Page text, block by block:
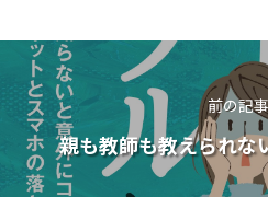
前の記
親も教師も教えられな